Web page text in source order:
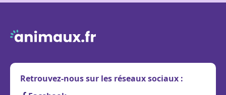
Retrouvez-nous sur les réseaux sociaux :